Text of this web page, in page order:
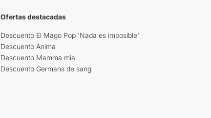
Ofertas destacadas
Descuento El Mago Pop 'Nada es imposible'
Descuento Ànima
Descuento Mamma mia
Descuento Germans de sang